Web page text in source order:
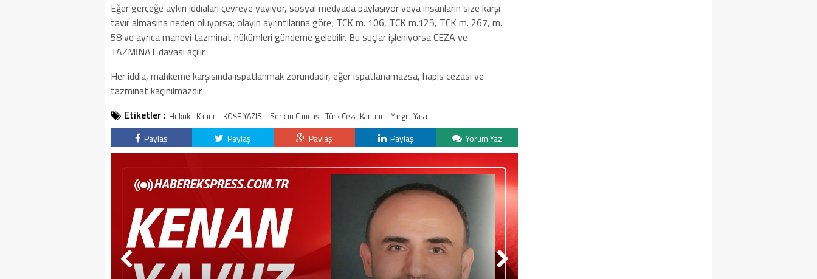
Eğer gerçeğe aykırı iddiaları çevreye yayıyor, sosyal medyada paylaşıyor veya insanların size karşı
tavır almasına neden oluyorsa; olayın ayrıntılarına göre; TCK m. 106, TCK m.125, TCK m. 267, m.
58 ve ayrıca manevi tazminat hükümleri gündeme gelebilir. Bu suçlar işleniyorsa CEZA ve
TAZMİNAT davası açılır.
Her iddia, mahkeme karşısında ıspatlanmak zorundadır, eğer ıspatlanamazsa, hapis cezası ve
tazminat kaçınılmazdır.
Etiketler : Hukuk Kanun KÖŞE YAZISI Serkan Candaş Türk Ceza Kanunu Yargı Yasa
Paylaş Paylaş Paylaş Paylaş Yorum Yaz